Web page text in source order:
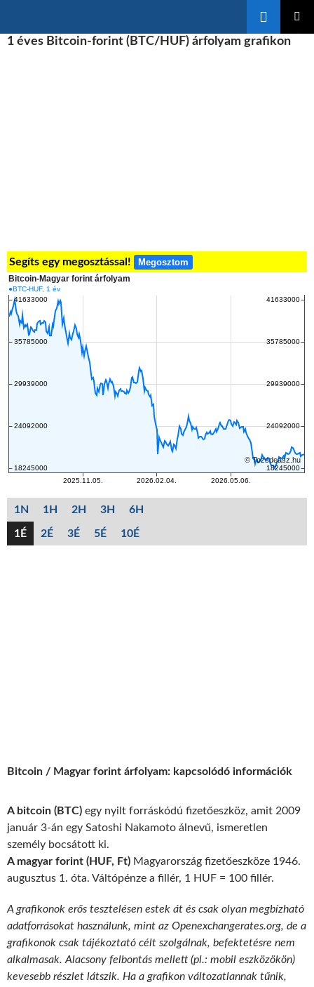
A
1 éves Bitcoin-forint (BTC/HUF) árfolyam grafikon
Segíts egy megosztással! Megosztom
1N 1H 2H 3H 6H
1É 2É 3É 5É 10É
Bitcoin / Magyar forint árfolyam: kapcsolódó információk
A bitcoin (BTC) egy nyilt forráskódú fizetőeszköz, amit 2009
január 3-án egy Satoshi Nakamoto álnevű, ismeretlen
személy bocsátott ki.
A magyar forint (HUF, Ft) Magyarország fizetőeszköze 1946.
augusztus 1. óta. Váltópénze a fillér, 1 HUF = 100 fillér.
A grafikonok erős tesztelésen estek át és csak olyan megbízható
adatforrásokat használunk, mint az Openexchangerates.org, de a
grafikonok csak tájékoztató célt szolgálnak, befektetésre nem
alkalmasak. Alacsony felbontás mellett (pl.: mobil eszközökön)
kevesebb részlet látszik. Ha a grafikon változatlannak tűnik,